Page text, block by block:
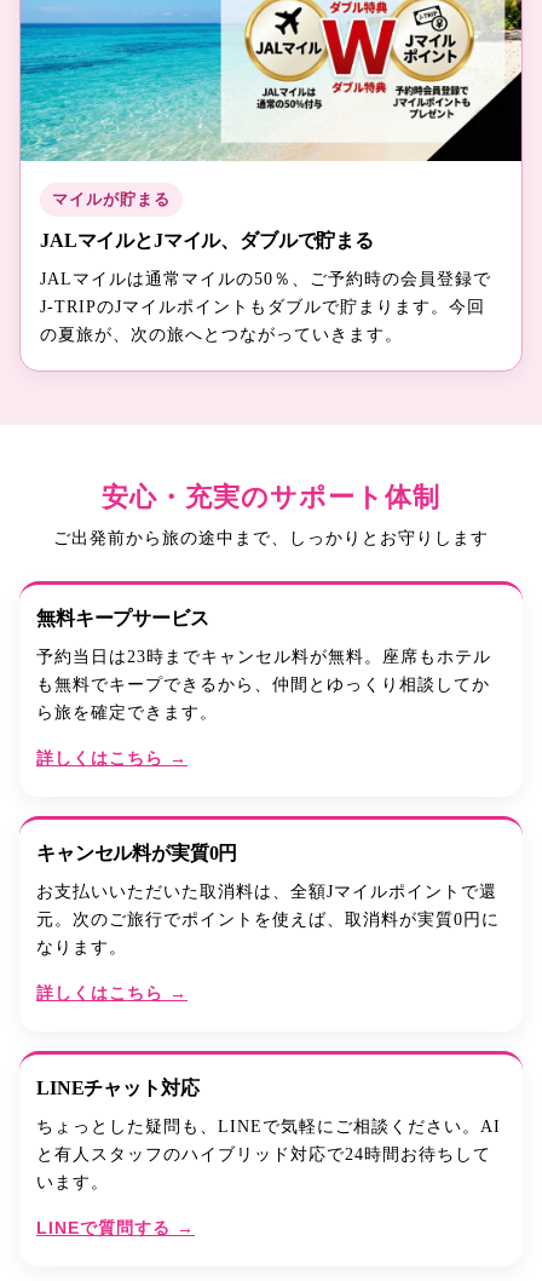
マイルが貯まる
JALマイルとJマイル、ダブルで貯まる
JALマイルは通常マイルの50％、ご予約時の会員登録で
J-TRIPのJマイルポイントもダブルで貯まります。今回
の夏旅が、次の旅へとつながっていきます。
安心・充実のサポート体制
ご出発前から旅の途中まで、しっかりとお守りします
無料キープサービス
予約当日は23時までキャンセル料が無料。座席もホテル
も無料でキープできるから、仲間とゆっくり相談してか
ら旅を確定できます。
詳しくはこちら →
キャンセル料が実質0円
お支払いいただいた取消料は、全額Jマイルポイントで還
元。次のご旅行でポイントを使えば、取消料が実質0円に
なります。
詳しくはこちら →
LINEチャット対応
ちょっとした疑問も、LINEで気軽にご相談ください。AI
と有人スタッフのハイブリッド対応で24時間お待ちして
います。
LINEで質問する →